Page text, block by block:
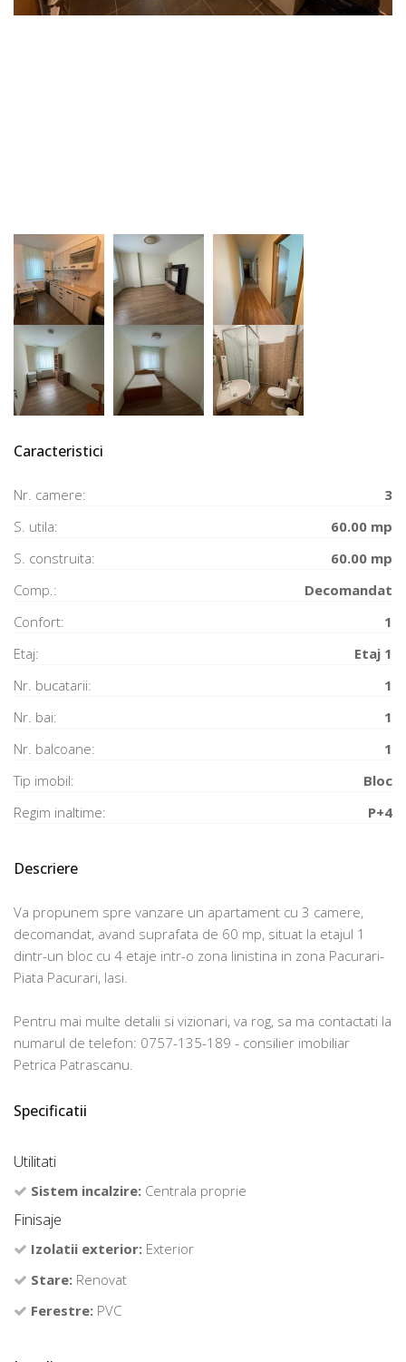
Caracteristici
Nr. camere:
3
S. utila:
60.00 mp
S. construita:
60.00 mp
Comp.:
Decomandat
Confort:
1
Etaj:
Etaj 1
Nr. bucatarii:
1
Nr. bai:
1
Nr. balcoane:
1
Tip imobil:
Bloc
Regim inaltime:
P+4
Descriere
Va propunem spre vanzare un apartament cu 3 camere,
decomandat, avand suprafata de 60 mp, situat la etajul 1
dintr-un bloc cu 4 etaje intr-o zona linistina in zona Pacurari-
Piata Pacurari, Iasi.
Pentru mai multe detalii si vizionari, va rog, sa ma contactati la
numarul de telefon: 0757-135-189 - consilier imobiliar
Petrica Patrascanu.
Specificatii
Utilitati
Sistem incalzire: Centrala proprie
Finisaje
Izolatii exterior: Exterior
Stare: Renovat
Ferestre: PVC